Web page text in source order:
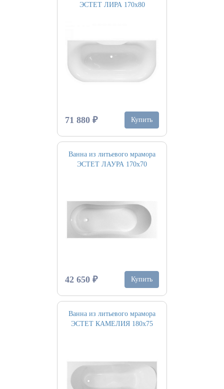
ЭСТЕТ ЛИРА 170х80
71 880 ₽ Купить
Ванна из литьевого мрамора
ЭСТЕТ ЛАУРА 170х70
42 650 ₽ Купить
Ванна из литьевого мрамора
ЭСТЕТ КАМЕЛИЯ 180х75